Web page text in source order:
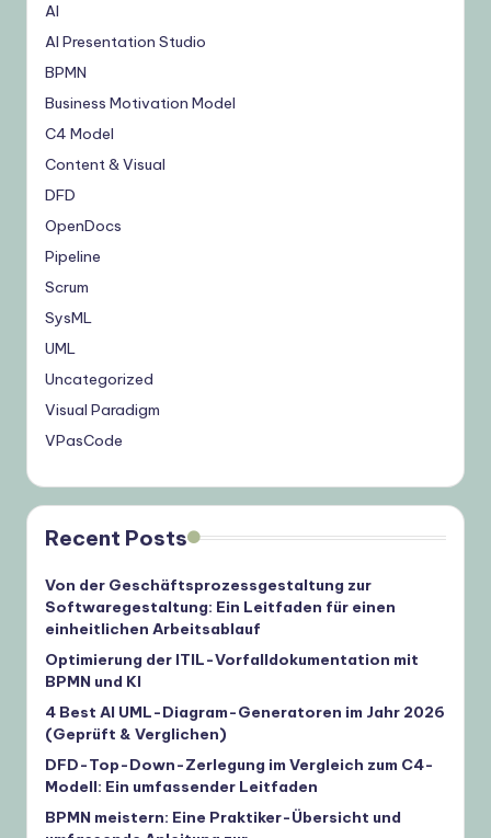
AI
AI Presentation Studio
BPMN
Business Motivation Model
C4 Model
Content & Visual
DFD
OpenDocs
Pipeline
Scrum
SysML
UML
Uncategorized
Visual Paradigm
VPasCode
Recent Posts
Von der Geschäftsprozessgestaltung zur
Softwaregestaltung: Ein Leitfaden für einen
einheitlichen Arbeitsablauf
Optimierung der ITIL-Vorfalldokumentation mit
BPMN und KI
4 Best AI UML-Diagram-Generatoren im Jahr 2026
(Geprüft & Verglichen)
DFD-Top-Down-Zerlegung im Vergleich zum C4-
Modell: Ein umfassender Leitfaden
BPMN meistern: Eine Praktiker-Übersicht und